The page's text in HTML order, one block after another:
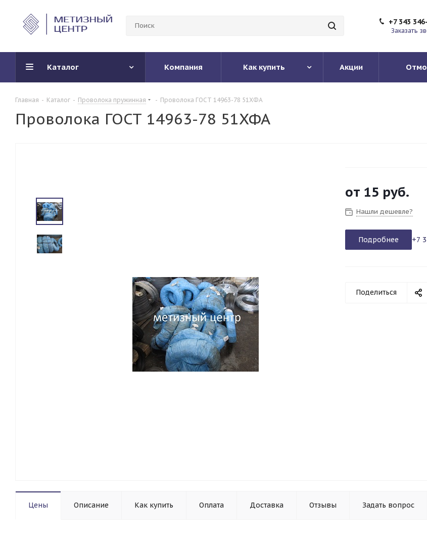
+7 343
Заказать
Каталог Компания Как купить Акции
Главная - Каталог - Проволока пружинная - Проволока ГОСТ 14963-78 51ХФА
Проволока ГОСТ 14963-78 51ХФА
от 15 руб.
Нашли дешевле?
Подробнее +7
Поделиться
Цены Описание Как купить Оплата Доставка Отзывы Задать вопрос